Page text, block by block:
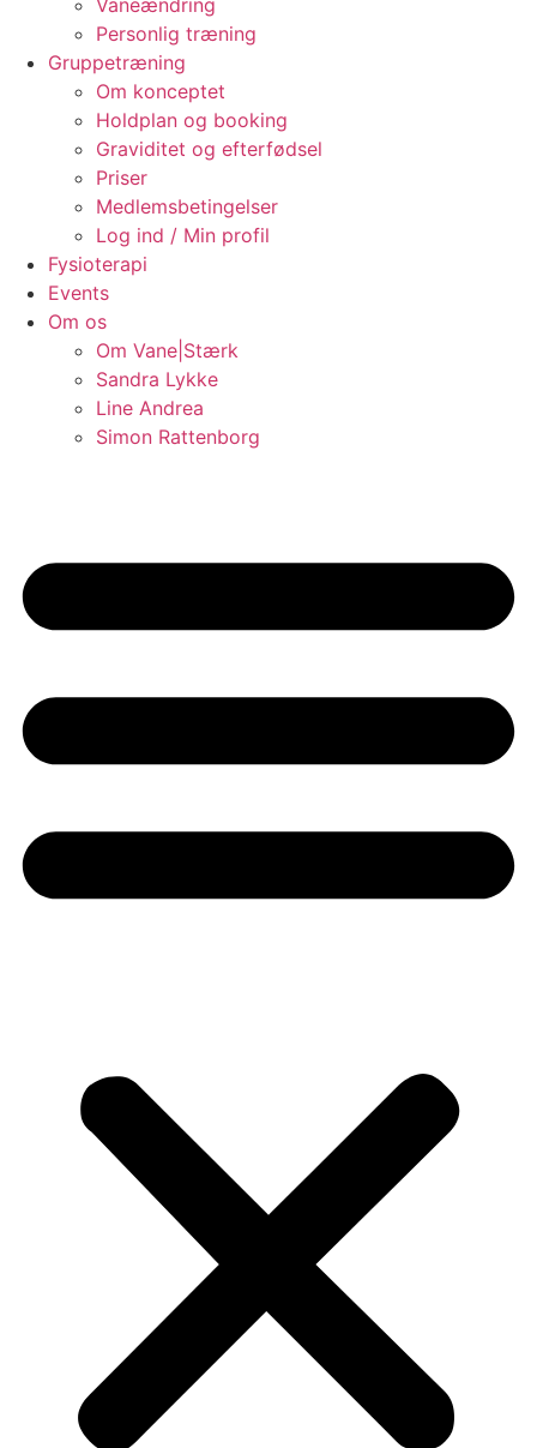
indhold
Vaneændring
Personlig træning
Gruppetræning
Om konceptet
Holdplan og booking
Graviditet og efterfødsel
Priser
Medlemsbetingelser
Log ind / Min profil
Fysioterapi
Events
Om os
Om Vane|Stærk
Sandra Lykke
Line Andrea
Simon Rattenborg